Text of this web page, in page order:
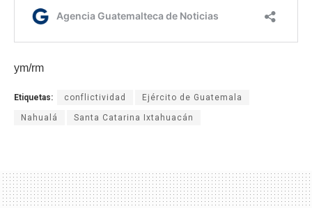
ym/rm
Etiquetas: conflictividad Ejército de Guatemala
Nahualá Santa Catarina Ixtahuacán